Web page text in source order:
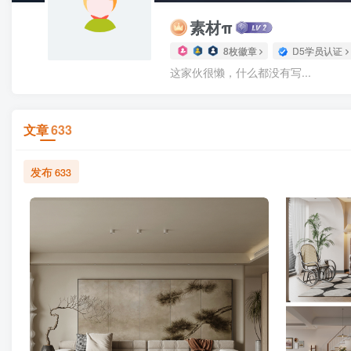
素材π
8枚徽章 D5学员认证
这家伙很懒，什么都没有写...
文章633
发布633